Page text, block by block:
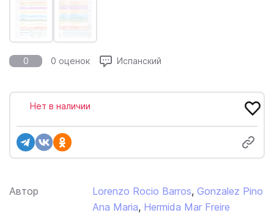
0 0 оценок Испанский
Автор Lorenzo Rocio Barros, Gonzalez Pino
Ana Maria, Hermida Mar Freire
Нет в наличии